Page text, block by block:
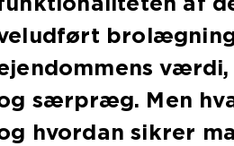
særpræg. Men
hvordan sikrer